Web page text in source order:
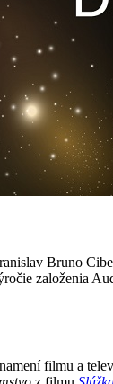
Bruno
založenia
filmu a